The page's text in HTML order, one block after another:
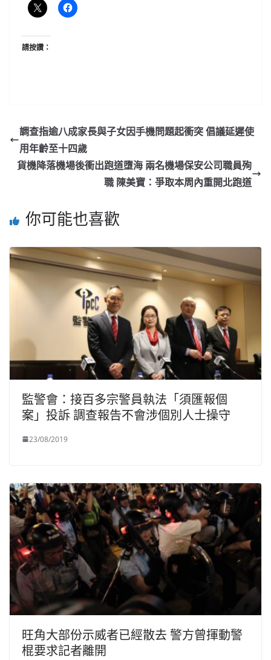
請按讚：
調查指逾八成家長與子女因手機問題起衝突 倡議延遲使
用年齡至十四歲
貨機降落機場後衝出跑道墮海 兩名機場保安公司職員殉
職 陳美寶：爭取本周內重開北跑道
你可能也喜歡
監警會：接百多宗警員執法「須匯報個
案」投訴 調查報告不會涉個別人士操守
23/08/2019
旺角大部份示威者已經散去 警方曾揮動警
棍要求記者離開